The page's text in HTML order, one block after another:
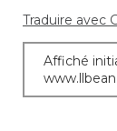
Traduire avec
Affiché